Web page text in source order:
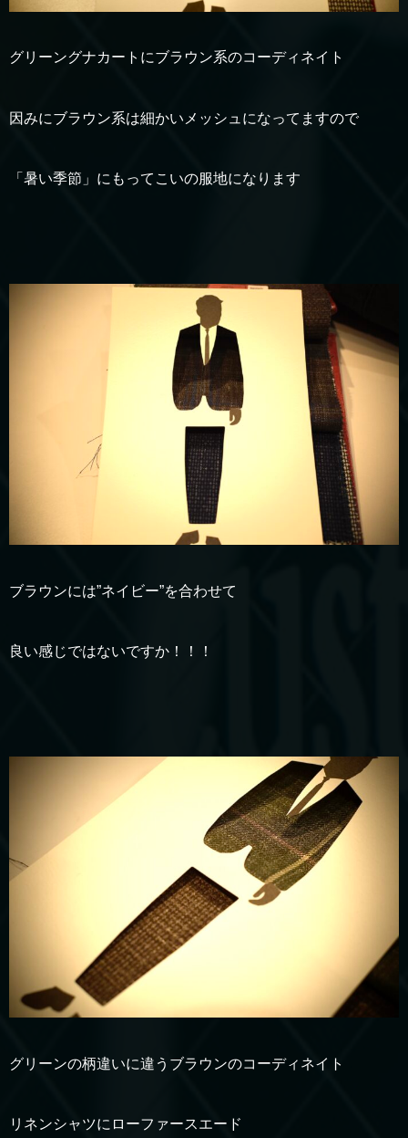
グリーングナカートにブラウン系のコーディネイト
因みにブラウン系は細かいメッシュになってますので
「暑い季節」にもってこいの服地になります
ブラウンには”ネイビー”を合わせて
良い感じではないですか！！！
グリーンの柄違いに違うブラウンのコーディネイト
リネンシャツにローファースエード